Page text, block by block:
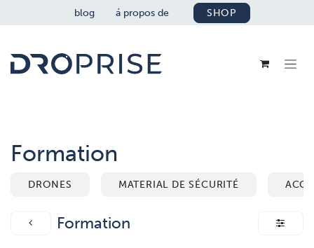
SE RENDRE AU CONTENU
blog á propos de SHOP
Formation
DRONES MATERIAL DE SÉCURITÉ
Formation